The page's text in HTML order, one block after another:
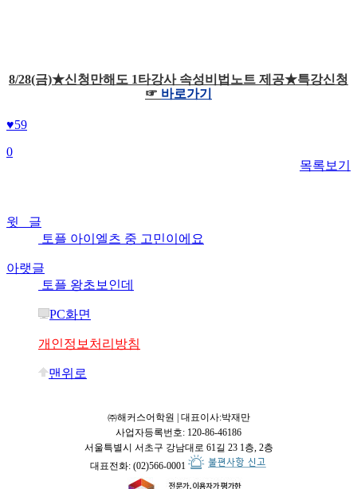
8/28(금)★신청만해도 1타강사 속성비법노트 제공★특강신청
☞ 바로가기
♥59
목록보기
0
윗 글
토플 아이엘츠 중 고민이에요
아랫글
토플 왕초보인데
PC화면
개인정보처리방침
맨위로
㈜해커스어학원 | 대표이사:박재만
사업자등록번호: 120-86-46186
서울특별시 서초구 강남대로 61길 23 1층, 2층
대표전화: (02)566-0001